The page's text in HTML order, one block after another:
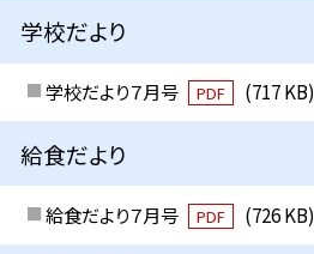
学校だより
学校だより７月号 PDF (717 KB)
給食だより
給食だより７月号 PDF (726 KB)